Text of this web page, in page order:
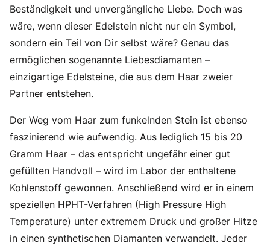
Beständigkeit und unvergängliche Liebe. Doch was
wäre, wenn dieser Edelstein nicht nur ein Symbol,
sondern ein Teil von Dir selbst wäre? Genau das
ermöglichen sogenannte Liebesdiamanten –
einzigartige Edelsteine, die aus dem Haar zweier
Partner entstehen.
Der Weg vom Haar zum funkelnden Stein ist ebenso
faszinierend wie aufwendig. Aus lediglich 15 bis 20
Gramm Haar – das entspricht ungefähr einer gut
gefüllten Handvoll – wird im Labor der enthaltene
Kohlenstoff gewonnen. Anschließend wird er in einem
speziellen HPHT-Verfahren (High Pressure High
Temperature) unter extremem Druck und großer Hitze
in einen synthetischen Diamanten verwandelt. Jeder